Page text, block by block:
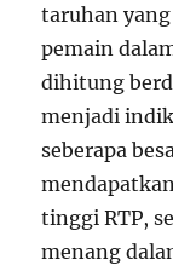
taruhan
pemain
dihitung
menjadi
seberapa
tinggi RTP,
menang